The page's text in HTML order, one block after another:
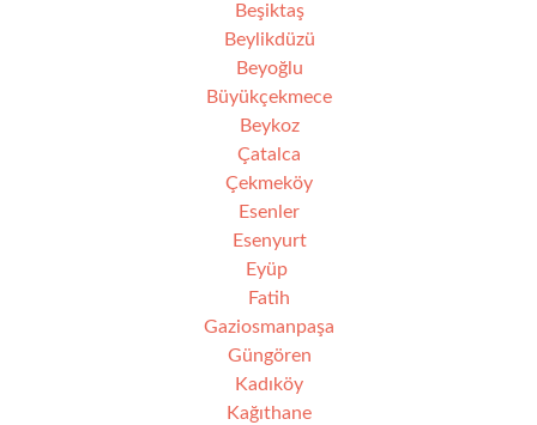
Beşiktaş
Beylikdüzü
Beyoğlu
Büyükçekmece
Beykoz
Çatalca
Çekmeköy
Esenler
Esenyurt
Eyüp
Fatih
Gaziosmanpaşa
Güngören
Kadıköy
Kağıthane